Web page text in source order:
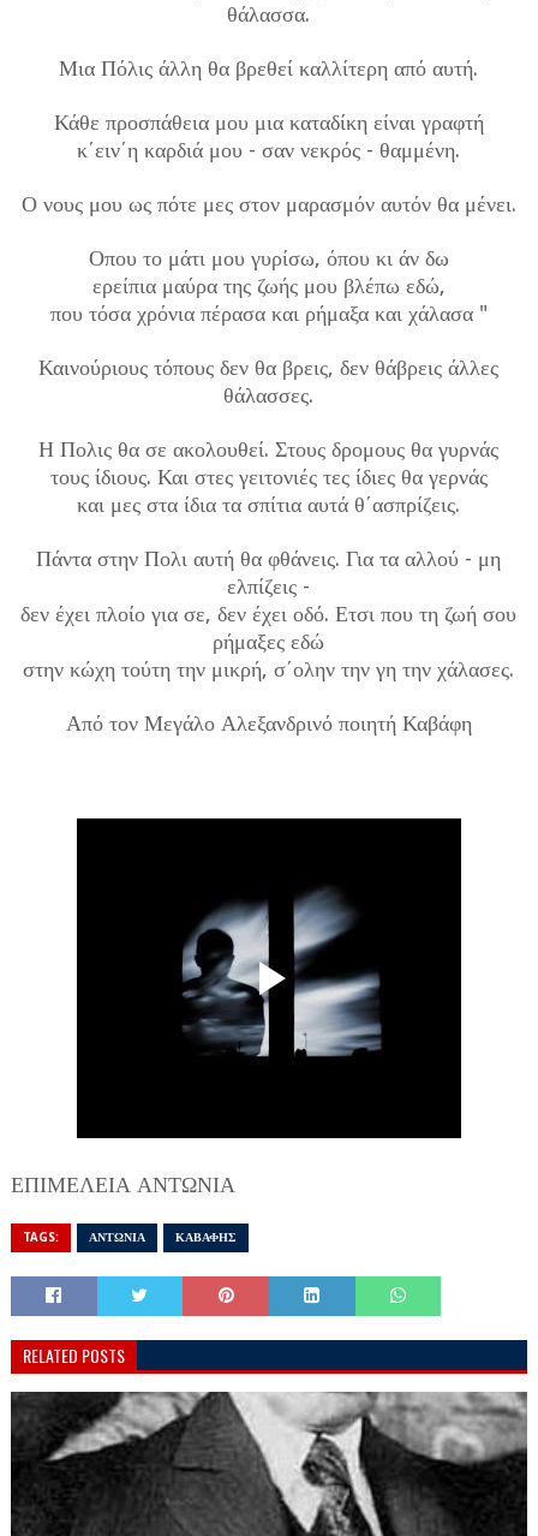
θάλασσα.
Μια Πόλις άλλη θα βρεθεί καλλίτερη από αυτή.
Κάθε προσπάθεια μου μια καταδίκη είναι γραφτή
κ΄ειν΄η καρδιά μου - σαν νεκρός - θαμμένη.
Ο νους μου ως πότε μες στον μαρασμόν αυτόν θα μένει.
Οπου το μάτι μου γυρίσω, όπου κι άν δω
ερείπια μαύρα της ζωής μου βλέπω εδώ,
που τόσα χρόνια πέρασα και ρήμαξα και χάλασα "
Καινούριους τόπους δεν θα βρεις, δεν θάβρεις άλλες
θάλασσες.
Η Πολις θα σε ακολουθεί. Στους δρομους θα γυρνάς
τους ίδιους. Και στες γειτονιές τες ίδιες θα γερνάς
και μες στα ίδια τα σπίτια αυτά θ΄ασπρίζεις.
Πάντα στην Πολι αυτή θα φθάνεις. Για τα αλλού - μη
ελπίζεις -
δεν έχει πλοίο για σε, δεν έχει οδό. Ετσι που τη ζωή σου
ρήμαξες εδώ
στην κώχη τούτη την μικρή, σ΄ολην την γη την χάλασες.
Από τον Μεγάλο Αλεξανδρινό ποιητή Καβάφη
ΕΠΙΜΕΛΕΙΑ ΑΝΤΩΝΙΑ
TAGS: ΑΝΤΩΝΙΑ ΚΑΒΑΦΗΣ
RELATED POSTS